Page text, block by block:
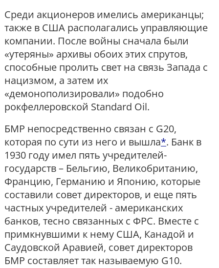
Среди акционеров имелись американцы;
также в США располагались управляющие
компании. После войны сначала были
«утеряны» архивы обоих этих спрутов,
способные пролить свет на связь Запада с
нацизмом, а затем их
«демонополизировали» подобно
рокфеллеровской Standard Oil.
БМР непосредственно связан с G20,
которая по сути из него и вышла*. Банк в
1930 году имел пять учредителей-
государств – Бельгию, Великобританию,
Францию, Германию и Японию, которые
составили совет директоров, и еще пять
частных учредителей - американских
банков, тесно связанных с ФРС. Вместе с
примкнувшими к нему США, Канадой и
Саудовской Аравией, совет директоров
БМР составляет так называемую G10.